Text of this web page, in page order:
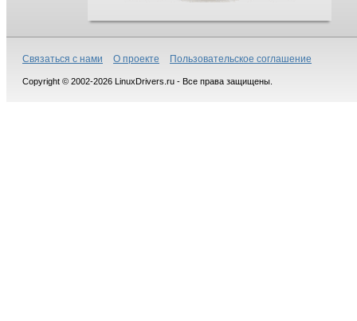
Связаться с нами О проекте Пользовательское соглашение
Copyright © 2002-2026 LinuxDrivers.ru - Все права защищены.